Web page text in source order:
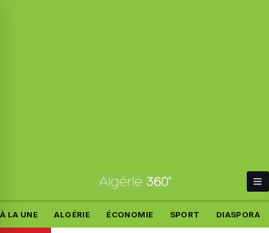
À LA UNE ALGÉRIE ÉCONOMIE SPORT DIASPORA